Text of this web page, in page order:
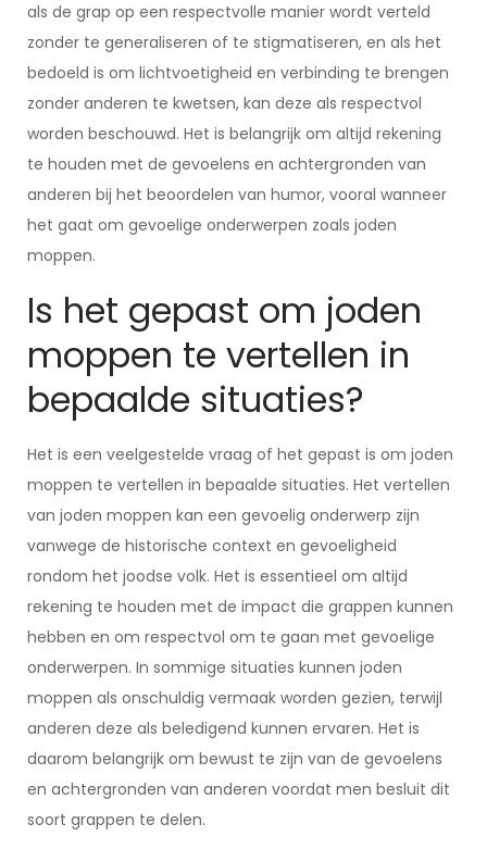
als de grap op een respectvolle manier wordt verteld
zonder te generaliseren of te stigmatiseren, en als het
bedoeld is om lichtvoetigheid en verbinding te brengen
zonder anderen te kwetsen, kan deze als respectvol
worden beschouwd. Het is belangrijk om altijd rekening
te houden met de gevoelens en achtergronden van
anderen bij het beoordelen van humor, vooral wanneer
het gaat om gevoelige onderwerpen zoals joden
moppen.
Is het gepast om joden
moppen te vertellen in
bepaalde situaties?
Het is een veelgestelde vraag of het gepast is om joden
moppen te vertellen in bepaalde situaties. Het vertellen
van joden moppen kan een gevoelig onderwerp zijn
vanwege de historische context en gevoeligheid
rondom het joodse volk. Het is essentieel om altijd
rekening te houden met de impact die grappen kunnen
hebben en om respectvol om te gaan met gevoelige
onderwerpen. In sommige situaties kunnen joden
moppen als onschuldig vermaak worden gezien, terwijl
anderen deze als beledigend kunnen ervaren. Het is
daarom belangrijk om bewust te zijn van de gevoelens
en achtergronden van anderen voordat men besluit dit
soort grappen te delen.